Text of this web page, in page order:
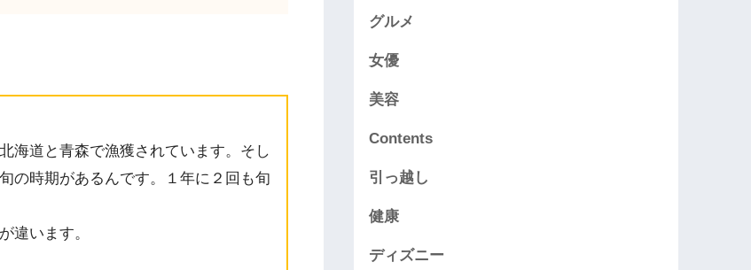
海道と青森で漁獲されています。そし
の時期があるんです。１年に２回も旬
違います。
グルメ
女優
美容
Contents
引っ越し
健康
ディズニー